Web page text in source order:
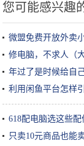
您可能感兴趣
微盟免费开放外卖
修电脑，不求人（
年过了是时候给自
机!
利用闲鱼平台怎样
618配电脑选这些
只卖10元商品也能